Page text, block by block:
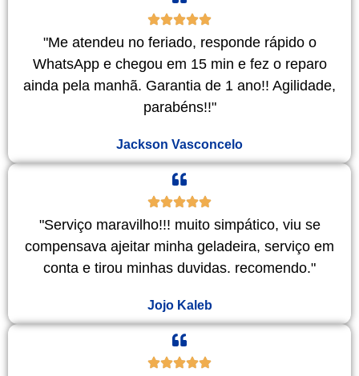
"Me atendeu no feriado, responde rápido o
WhatsApp e chegou em 15 min e fez o reparo
ainda pela manhã. Garantia de 1 ano!! Agilidade,
parabéns!!"
Jackson Vasconcelo
"Serviço maravilho!!! muito simpático, viu se
compensava ajeitar minha geladeira, serviço em
conta e tirou minhas duvidas. recomendo."
Jojo Kaleb